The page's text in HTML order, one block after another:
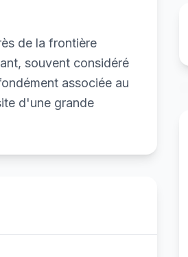
de la frontière
souvent considéré
associée au
d'une grande